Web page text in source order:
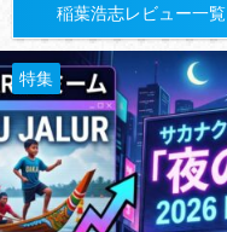
稲葉浩志レビュー一覧
特集